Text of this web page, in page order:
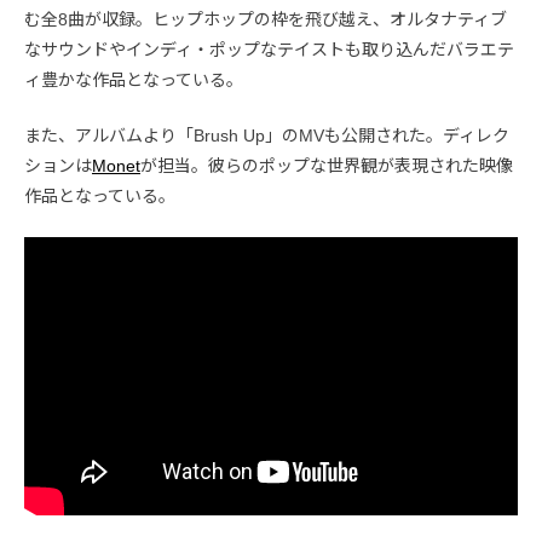
む全8曲が収録。ヒップホップの枠を飛び越え、オルタナティブ
なサウンドやインディ・ポップなテイストも取り込んだバラエテ
ィ豊かな作品となっている。
また、アルバムより「Brush Up」のMVも公開された。ディレク
ションはMonetが担当。彼らのポップな世界観が表現された映像
作品となっている。